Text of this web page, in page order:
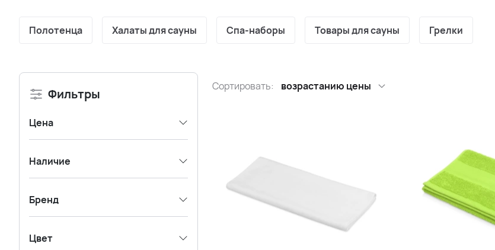
Полотенца Халаты для сауны Спа-наборы Товары для сауны Грелки
Фильтры
Цена
Наличие
Бренд
Цвет
Сортировать: возрастанию цены